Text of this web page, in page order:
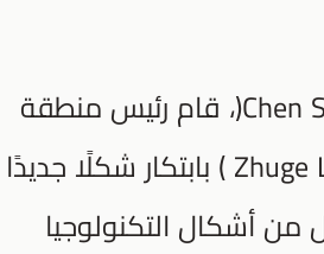
وفقًا للسجلات القديمة التي كتبها الكاتب الصيني (Chen Shu(، قام رئيس منطقة
(Chen Shu(، في فترة الممالك وهو رجل يُسمّى (Zhuge Liang ) بابتكار شكلًا جديدًا
أشكال التكنولوجيا